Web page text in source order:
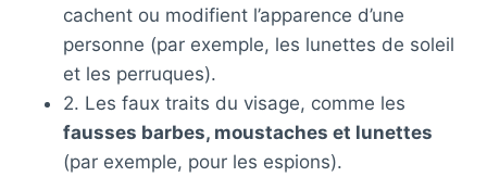
cachent ou modifient l’apparence d’une
personne (par exemple, les lunettes de soleil
et les perruques).
2. Les faux traits du visage, comme les
fausses barbes, moustaches et lunettes
(par exemple, pour les espions).